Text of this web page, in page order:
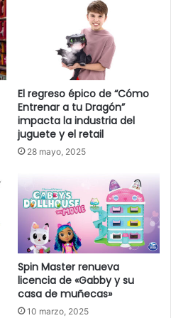
El regreso épico de “Cómo
Entrenar a tu Dragón”
impacta la industria del
juguete y el retail
28 mayo, 2025
Spin Master renueva
licencia de «Gabby y su
casa de muñecas»
10 marzo, 2025